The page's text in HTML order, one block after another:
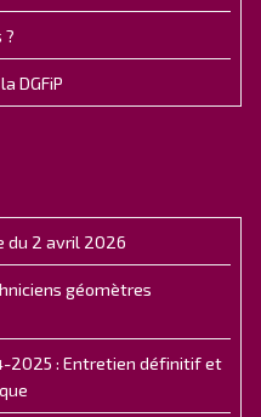
?
DGFiP
du 2 avril 2026
géomètres
2025 : Entretien définitif et